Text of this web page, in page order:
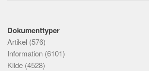
Dokumenttyper
Artikel (576)
Information (6101)
Kilde (4528)